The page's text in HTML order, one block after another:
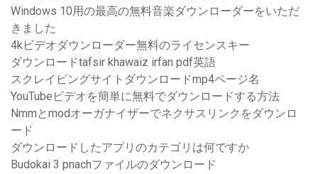
Windows 10用の最高の無料音楽ダウンローダーをいただ
きました
4kビデオダウンローダー無料のライセンスキー
ダウンロードtafsir khawaiz irfan pdf英語
スクレイピングサイトダウンロードmp4ページ名
YouTubeビデオを簡単に無料でダウンロードする方法
Nmmとmodオーガナイザーでネクサスリンクをダウンロ
ード
ダウンロードしたアプリのカテゴリは何ですか
Budokai 3 pnachファイルのダウンロード